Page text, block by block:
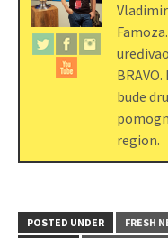
bude
region.
POSTED UNDER FRESH